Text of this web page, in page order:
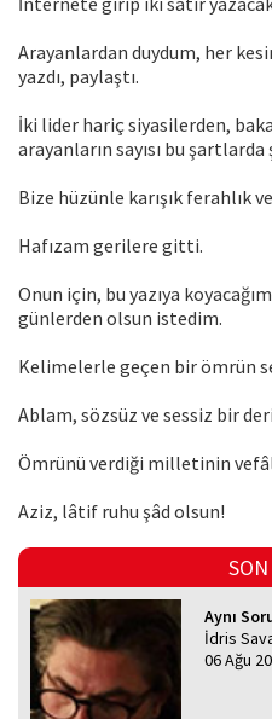
Arayanlardan duydum, her
yazdı, paylaştı.
İki lider hariç siyasilerden,
arayanların sayısı bu şartlarda
Bize hüzünle karışık ferahlık
Hafızam gerilere gitti.
Onun için, bu yazıya
günlerden olsun istedim.
Kelimelerle geçen bir ömrün
Ablam, sözsüz ve sessiz bir
Ömrünü verdiği milletinin
Aziz, lâtif ruhu şâd olsun!
Aynı
İdris
06 Ağu